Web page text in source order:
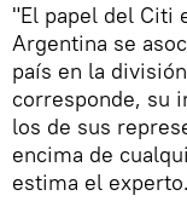
"El papel del Citi
Argentina se
país en la
corresponde, su
los de sus
encima de
estima el experto.